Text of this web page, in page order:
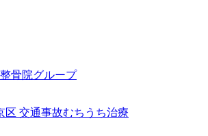
骨院グループ